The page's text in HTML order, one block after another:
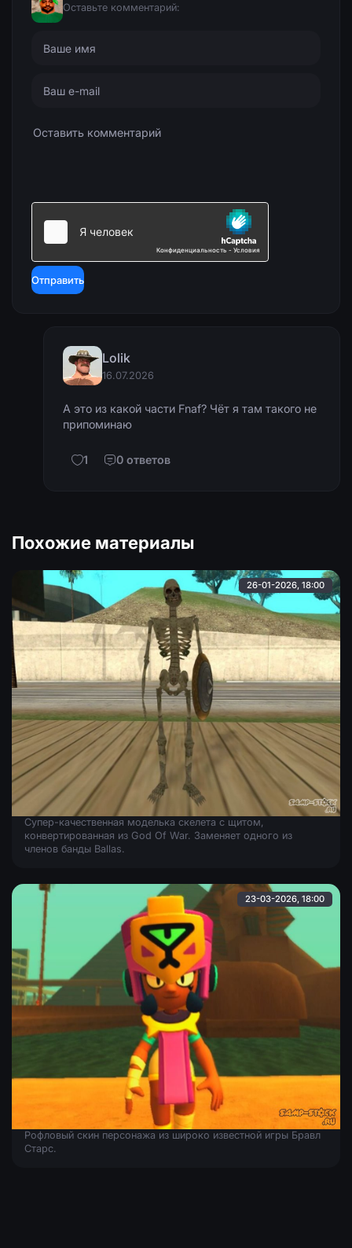
Оставьте комментарий:
Отправить
Lolik
16.07.2026
А это из какой части Fnaf? Чёт я там такого не
припоминаю
1 0 ответов
Похожие материалы
26-01-2026, 18:00
Скелет из God of War
Супер-качественная моделька скелета с щитом,
конвертированная из God Of War. Заменяет одного из
членов банды Ballas.
23-03-2026, 18:00
Нанджиа из Brawl Stars
Рофловый скин персонажа из широко известной игры Бравл
Старс.